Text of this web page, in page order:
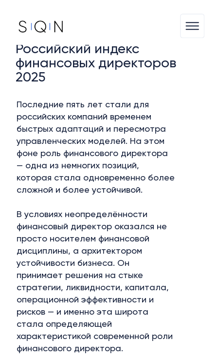
Последние пять лет стали для
российских компаний временем
управленческих моделей. На этом
фоне роль финансового директора
— одна из немногих позиций,
которая стала одновременно более
В условиях неопределённости
просто носителем финансовой
дисциплины, а архитектором
устойчивости бизнеса. Он
операционной эффективности и
рисков — и именно эта широта
стала определяющей
характеристикой современной роли
финансового директора.
Если в начале 2020-х финансовый
директор был в первую очередь
финансовый директор — это
управленец с развитой
способностью интегрировать
выстраивать баланс между ростом
и эффективностью и обеспечивать
финансовую предсказуемость в
меняющихся условиях.
Российский индекс
финансовых директоров
2025